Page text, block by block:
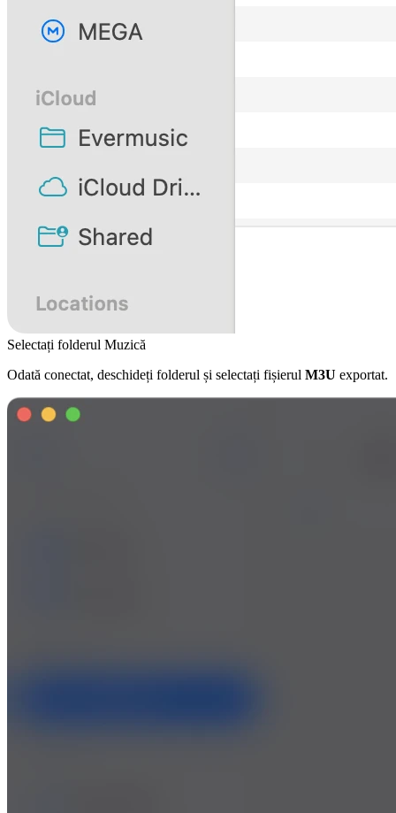
Selectați folderul Muzică
Odată conectat, deschideți folderul și selectați fișierul M3U exportat.